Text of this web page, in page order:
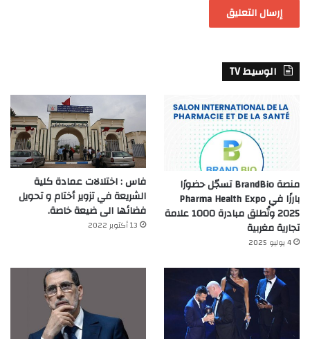
الوسيط TV
منصة BrandBio تسجّل حضورًا
بارزًا في Pharma Health Expo
2025 وتُطلق مبادرة 1000 علامة
تجارية مغربية
4 يوليو 2025
فاس : اختلالات عمادة كلية
الشريعة في تزوير أختام و تحويل
فضائها الى ضيعة خاصة.
13 أكتوبر 2022